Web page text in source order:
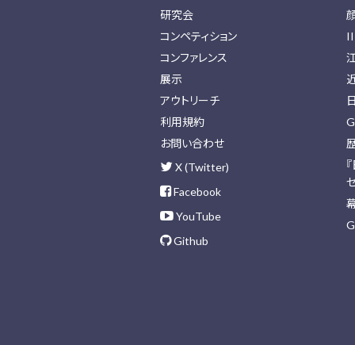
研究会
コンペティション
コンファレンス
展示
アウトリーチ
利用規約
お問い合わせ
X (Twitter)
Facebook
YouTube
Github